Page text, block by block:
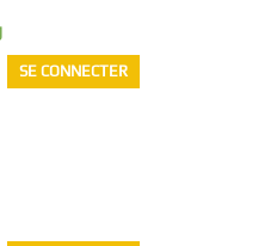
SE CONNECTER